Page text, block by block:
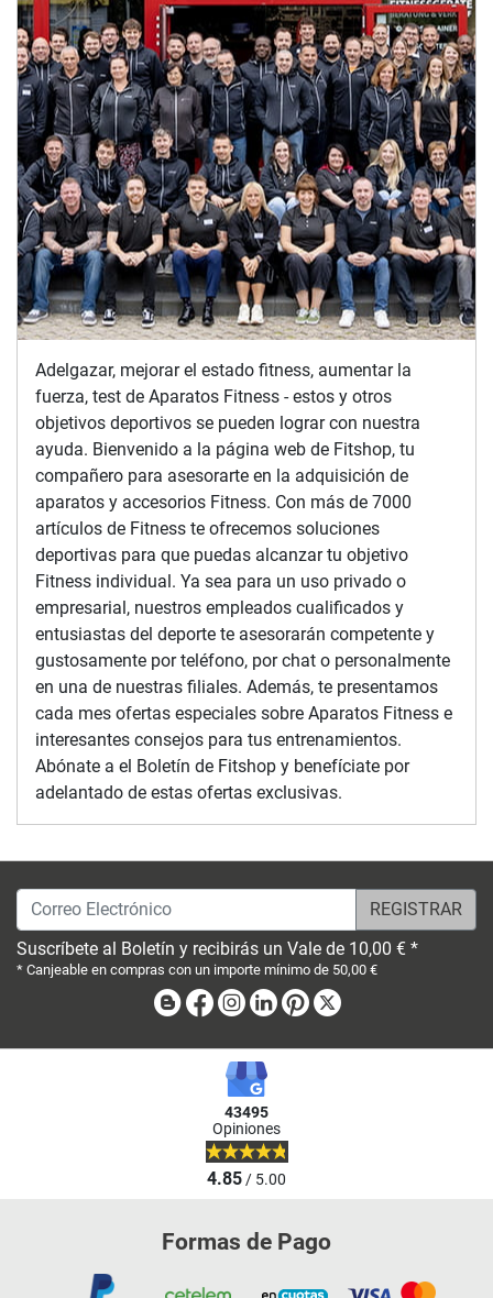
Adelgazar, mejorar el estado fitness, aumentar la
fuerza, test de Aparatos Fitness - estos y otros
objetivos deportivos se pueden lograr con nuestra
ayuda. Bienvenido a la página web de Fitshop, tu
compañero para asesorarte en la adquisición de
aparatos y accesorios Fitness. Con más de 7000
artículos de Fitness te ofrecemos soluciones
deportivas para que puedas alcanzar tu objetivo
Fitness individual. Ya sea para un uso privado o
empresarial, nuestros empleados cualificados y
entusiastas del deporte te asesorarán competente y
gustosamente por teléfono, por chat o personalmente
en una de nuestras filiales. Además, te presentamos
cada mes ofertas especiales sobre Aparatos Fitness e
interesantes consejos para tus entrenamientos.
Abónate a el Boletín de Fitshop y benefíciate por
adelantado de estas ofertas exclusivas.
Correo Electrónico
Suscríbete al Boletín y recibirás un Vale de 10,00 € *
* Canjeable en compras con un importe mínimo de 50,00 €
BlogFacebook
Instagram
LinkedinPinterest
43495
Opiniones
4.85/ 5.00
Formas de Pago